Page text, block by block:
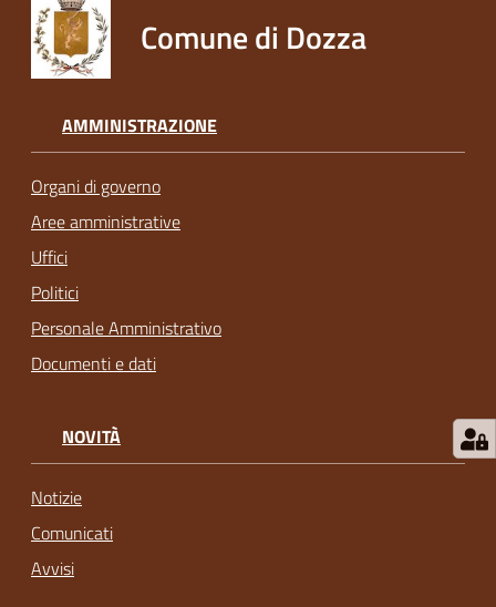
Comune di Dozza
AMMINISTRAZIONE
Organi di governo
Aree amministrative
Uffici
Politici
Personale Amministrativo
Documenti e dati
NOVITÀ
Notizie
Comunicati
Avvisi